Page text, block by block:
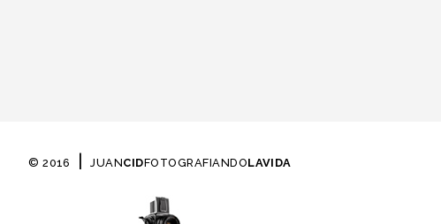
© 2016 | JUANCIDFOTOGRAFIANDOLAVIDA